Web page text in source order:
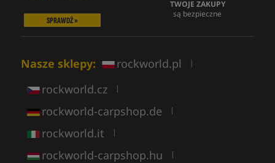
SPRAWDŹ »
TWOJE ZAKUPY
są bezpieczne
Nasze sklepy: rockworld.pl |
rockworld.cz |
rockworld-carpshop.de |
rockworld.it |
rockworld-carpshop.hu |